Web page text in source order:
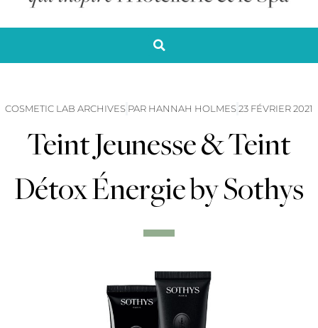
COSMETIC LAB ARCHIVES PAR HANNAH HOLMES23 FÉVRIER 2021
Teint Jeunesse & Teint
Détox Énergie by Sothys